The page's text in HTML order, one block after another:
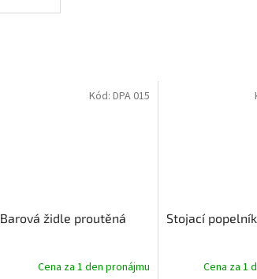
Barová židle proutěná
Cena za 1 den pronájmu
Kód: DPA 015
Stojací popelník
Cena za 1